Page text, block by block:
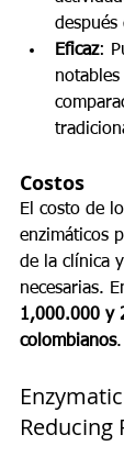
Eficaz:
notables
Costos
El costo de
enzimáticos
de la clínica
necesarias.
1,000.000 y
colombianos.
Reducing